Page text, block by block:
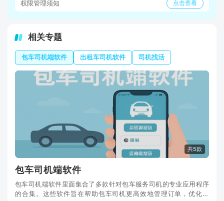
权限管理须知 点击查看
相关专题
包车司机端软件 出租车司机软件 司机找活
共5款
包车司机端软件
包车司机端软件里面集合了多款针对包车服务司机的专业应用程序
的合集。这些软件旨在帮助包车司机更高效地管理订单，优化路